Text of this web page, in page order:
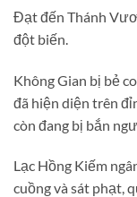
Đạt đến Thánh
đột biến.
Không Gian bị bẻ
đã hiện diện trên
còn đang bị bắn
Lạc Hồng Kiếm
cuồng và sát phạt,